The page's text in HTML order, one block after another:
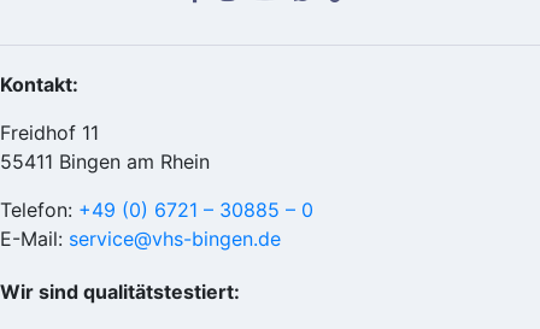
Kontakt:
Freidhof 11
55411 Bingen am Rhein
Telefon: +49 (0) 6721 – 30885 – 0
E-Mail: service@vhs-bingen.de
Wir sind qualitätstestiert: